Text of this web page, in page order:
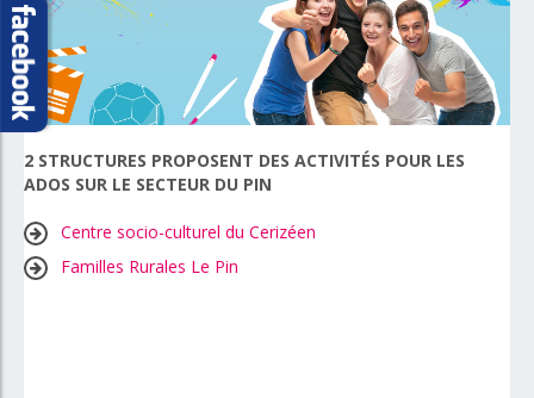
2 STRUCTURES PROPOSENT DES ACTIVITÉS POUR LES
ADOS SUR LE SECTEUR DU PIN
Centre socio-culturel du Cerizéen
Familles Rurales Le Pin